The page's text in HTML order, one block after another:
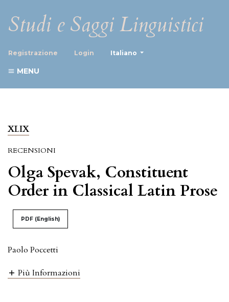
Studi e Saggi Linguistici
Registrazione Login Italiano
MENU
XLIX
RECENSIONI
Olga Spevak, Constituent
Order in Classical Latin Prose
PDF (English)
Paolo Poccetti
Più Informazioni